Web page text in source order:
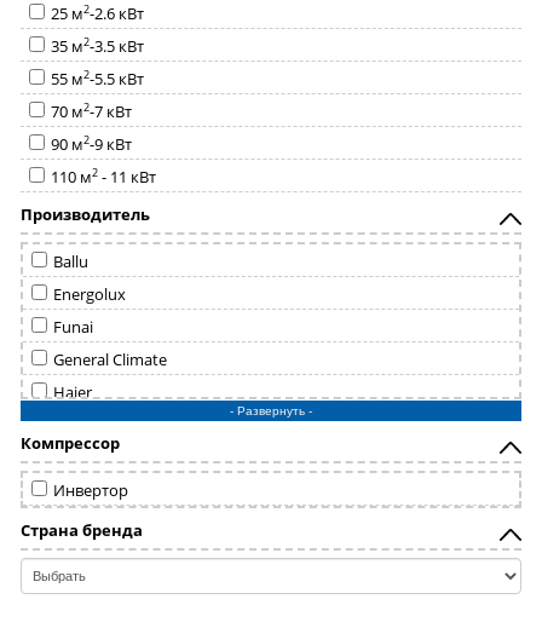
25 м2-2.6 кВт
35 м2-3.5 кВт
55 м2-5.5 кВт
70 м2-7 кВт
90 м2-9 кВт
110 м2 - 11 кВт
Производитель
Ballu
Energolux
Funai
General Climate
Haier
Hisense
Hitachi
LG
Mdv
Mitsubishi Electric
Mitsubishi Heavy
- Развернуть -
Компрессор
Инвертор
Страна бренда